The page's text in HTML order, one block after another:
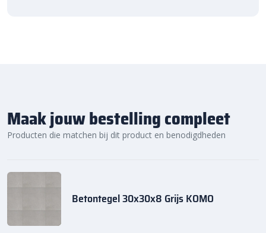
Maak jouw bestelling compleet
Producten die matchen bij dit product en benodigdheden
Betontegel 30x30x8 Grijs KOMO